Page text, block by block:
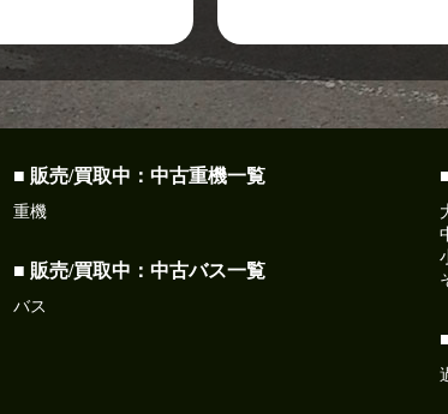
■ 販売/買取中：中古重機一覧
重機
■ 販売/買取中：中古バス一覧
バス